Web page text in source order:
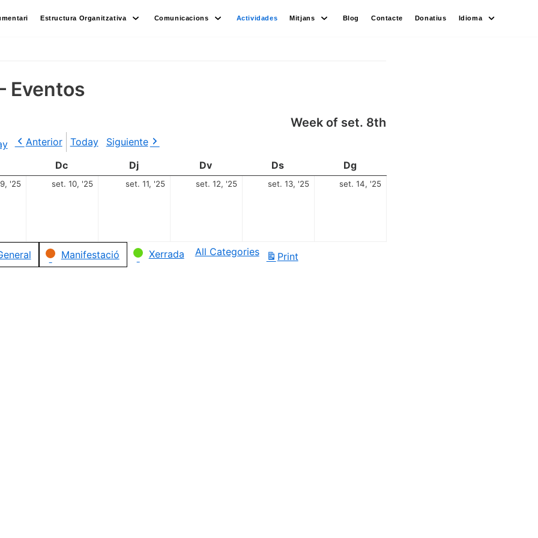
Estructura Organitzativa Comunicacions Actividades Mitjans Blog Contacte Donatius Idioma
Eventos
Week of set. 8th
Anterior Today
Siguiente
Dc Dj Dv Ds Dg
'25 set. 10, '25 set. 11, '25 set. 12, '25 set. 13, '25 set. 14, '25
Manifestació Xerrada All Categories Print